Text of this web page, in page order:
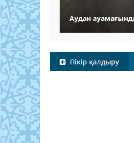
Аудан
Пікір қалдыру